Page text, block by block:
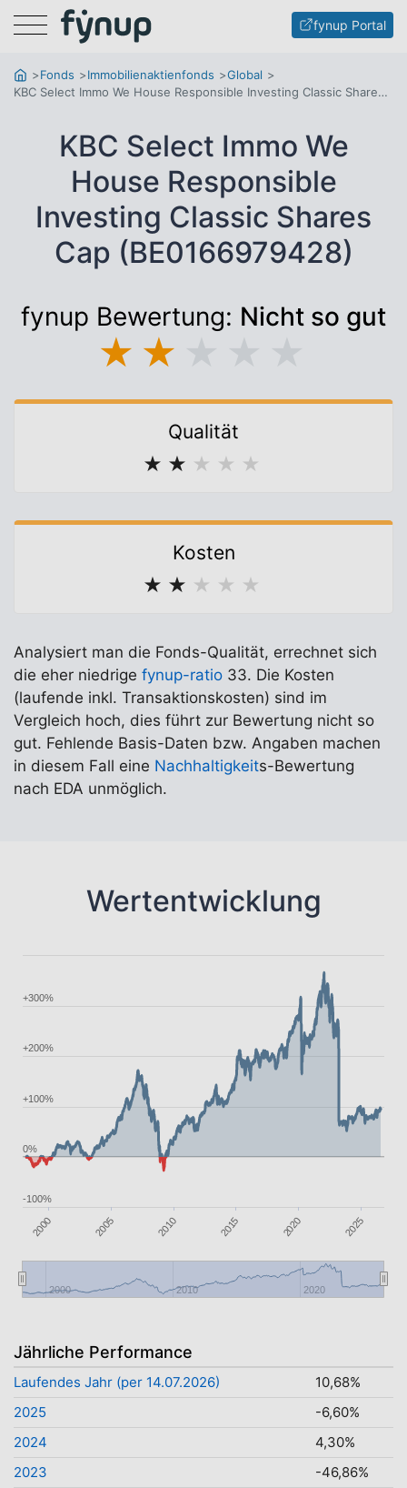
Menu fynup Portal
Fonds Immobilienaktienfonds
Global
KBC Select Immo We House Responsible Investing Classic Shares Cap
KBC Select Immo We
House Responsible
Investing Classic Shares
Cap (BE0166979428)
fynup Bewertung: Nicht so gut
★ ★
Qualität
★ ★ ★ ★ ★
Kosten
★ ★ ★ ★ ★
Analysiert man die Fonds-Qualität, errechnet sich
die eher niedrige fynup-ratio 33. Die Kosten
(laufende inkl. Transaktionskosten) sind im
Vergleich hoch, dies führt zur Bewertung nicht so
gut. Fehlende Basis-Daten bzw. Angaben machen
in diesem Fall eine Nachhaltigkeits-Bewertung
nach EDA unmöglich.
Wertentwicklung
2000 2005 2010 2015 2020 2025
2000 2010 2020
-100%
0%
+100%
+200%
+300%
Jährliche Performance
Laufendes Jahr (per 14.07.2026)
10,68%
2025
-6,60%
2024
4,30%
2023
-46,86%